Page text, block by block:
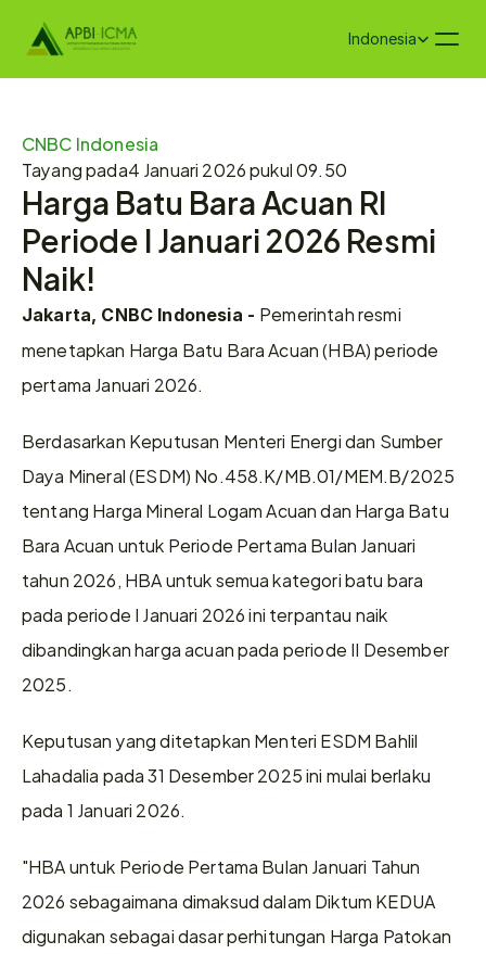
Select Language
Indonesia
CNBC Indonesia
Tayang pada4 Januari 2026 pukul 09.50
Harga Batu Bara Acuan RI
Periode I Januari 2026 Resmi
Naik!
Jakarta, CNBC Indonesia - Pemerintah resmi
menetapkan Harga Batu Bara Acuan (HBA) periode
pertama Januari 2026.
Berdasarkan Keputusan Menteri Energi dan Sumber
Daya Mineral (ESDM) No.458.K/MB.01/MEM.B/2025
tentang Harga Mineral Logam Acuan dan Harga Batu
Bara Acuan untuk Periode Pertama Bulan Januari
tahun 2026, HBA untuk semua kategori batu bara
pada periode I Januari 2026 ini terpantau naik
dibandingkan harga acuan pada periode II Desember
2025.
Keputusan yang ditetapkan Menteri ESDM Bahlil
Lahadalia pada 31 Desember 2025 ini mulai berlaku
pada 1 Januari 2026.
"HBA untuk Periode Pertama Bulan Januari Tahun
2026 sebagaimana dimaksud dalam Diktum KEDUA
digunakan sebagai dasar perhitungan Harga Patokan